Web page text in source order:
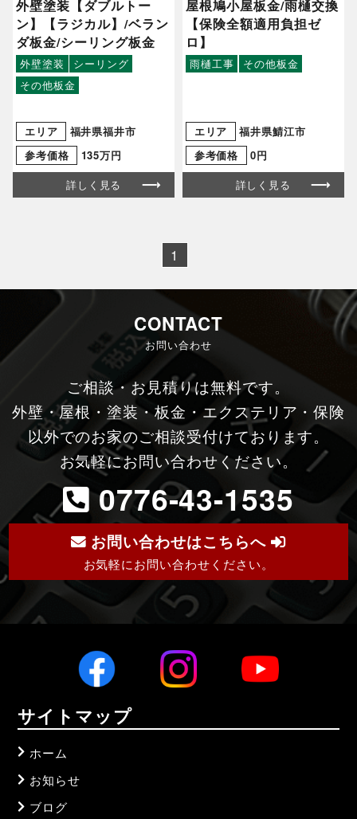
外壁塗装【ダブルトー
ン】【ラジカル】/ベラン
ダ板金/シーリング板金
外壁塗装
シーリング
その他板金
エリア
福井県福井市
参考価格
135万円
詳しく見る
屋根鳩小屋板金/雨樋交換
【保険全額適用負担ゼ
ロ】
雨樋工事 その他板金
エリア
福井県鯖江市
参考価格
0円
詳しく見る
1
CONTACT
お問い合わせ
ご相談・お見積りは無料です。
外壁・屋根・塗装・板金・エクステリア・保険
以外でのお家のご相談受付けております。
お気軽にお問い合わせください。
0776-43-1535
お問い合わせはこちらへ
お気軽にお問い合わせください。
サイトマップ
ホーム
お知らせ
ブログ